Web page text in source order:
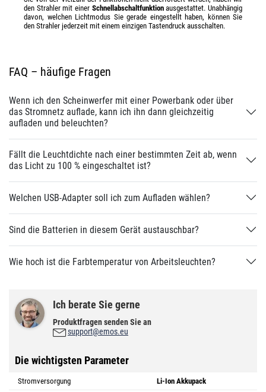
den Strahler mit einer Schnellabschaltfunktionausgestattet. Unabhängig
davon, welchen Lichtmodus Sie gerade eingestellt haben, können Sie
den Strahler jederzeit mit einem einzigen Tastendruck ausschalten.
FAQ – häufige Fragen
Wenn ich den Scheinwerfer mit einer Powerbank oder über
das Stromnetz auflade, kann ich ihn dann gleichzeitig
aufladen und beleuchten?
Fällt die Leuchtdichte nach einer bestimmten Zeit ab, wenn
das Licht zu 100 % eingeschaltet ist?
Welchen USB-Adapter soll ich zum Aufladen wählen?
Sind die Batterien in diesem Gerät austauschbar?
Wie hoch ist die Farbtemperatur von Arbeitsleuchten?
Ich berate Sie gerne
Produktfragen senden Sie an
support@emos.eu
Die wichtigsten Parameter
Stromversorgung
Li-Ion Akkupack